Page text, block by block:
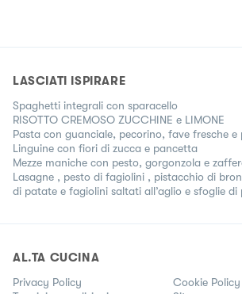
LASCIATI ISPIRARE
Spaghetti integrali con sparacello
RISOTTO CREMOSO ZUCCHINE e LIMONE
Pasta con guanciale, pecorino, fave fresche e
Linguine con fiori di zucca e pancetta
Mezze maniche con pesto, gorgonzola e
Lasagne , pesto di fagiolini , pistacchio di
di patate e fagiolini saltati all’aglio e sfoglie di
AL.TA CUCINA
Privacy Policy
Cookie Policy